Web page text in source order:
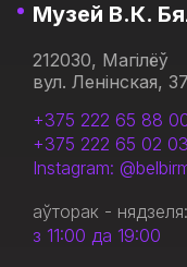
Музей В.К.
212030, Магілёў
вул. Ленінская, 37
+375 222 65 88
+375 222 65 02 03
Instagram:
аўторак - нядзеля:
з 11:00 да 19:00